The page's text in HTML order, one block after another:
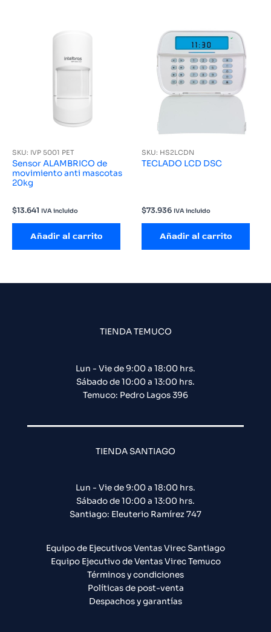
SKU: IVP 5001 PET
Sensor ALAMBRICO de
movimiento anti mascotas
20kg
$13.641 IVA incluido
Añadir al carrito
SKU: HS2LCDN
TECLADO LCD DSC
$73.936 IVA incluido
Añadir al carrito
TIENDA TEMUCO
Lun - Vie de 9:00 a 18:00 hrs.
Sábado de 10:00 a 13:00 hrs.
Temuco: Pedro Lagos 396
TIENDA SANTIAGO
Lun - Vie de 9:00 a 18:00 hrs.
Sábado de 10:00 a 13:00 hrs.
Santiago: Eleuterio Ramírez 747​
Equipo de Ejecutivos Ventas Virec Santiago
Equipo Ejecutivo de Ventas Virec Temuco
Términos y condiciones
Políticas de post-venta
Despachos y garantías